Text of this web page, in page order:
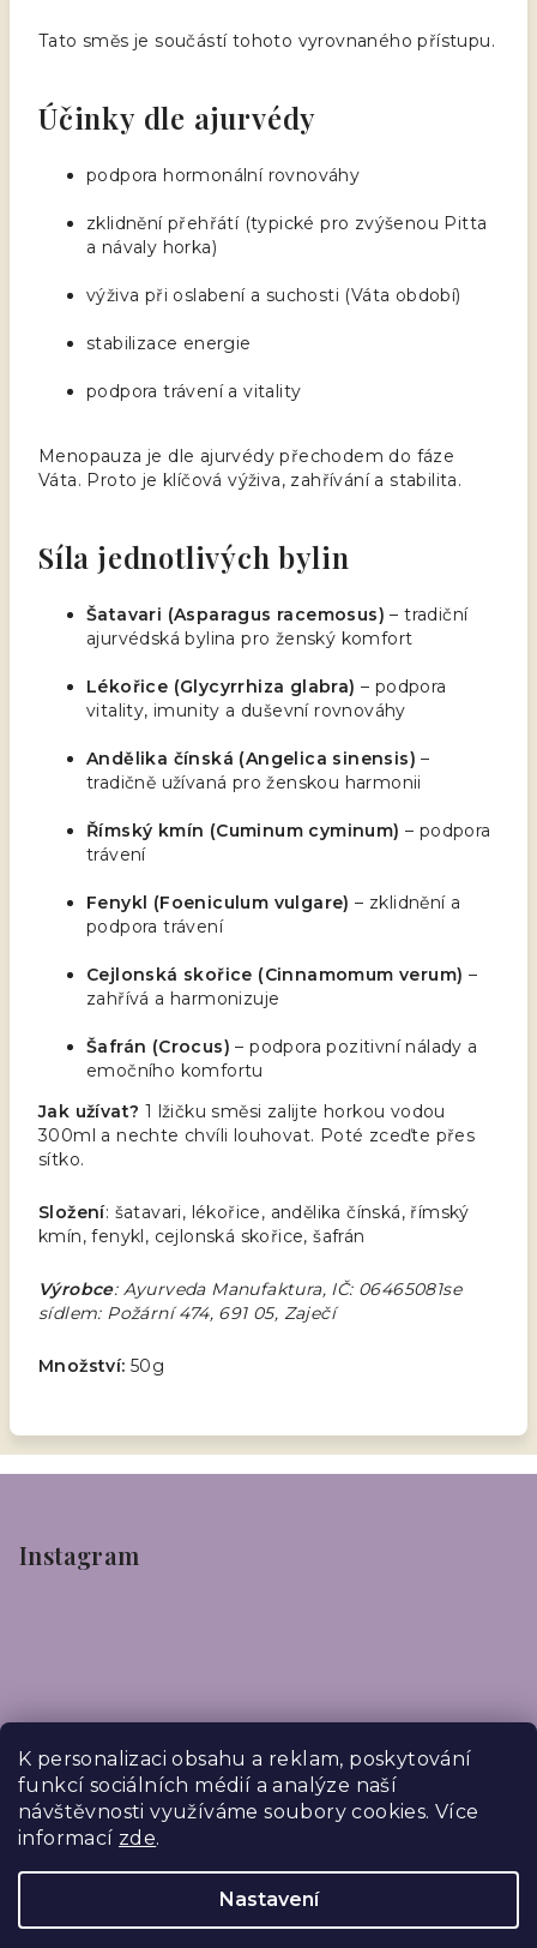
K personalizaci obsahu a reklam, poskytování
funkcí sociálních médií a analýze naší
návštěvnosti využíváme soubory cookies. Více
informací zde.
Nastavení
Tato směs je součástí tohoto vyrovnaného přístupu.
Účinky dle ajurvédy
podpora hormonální rovnováhy
zklidnění přehřátí (typické pro zvýšenou Pitta
a návaly horka)
výživa při oslabení a suchosti (Váta období)
stabilizace energie
podpora trávení a vitality
Menopauza je dle ajurvédy přechodem do fáze
Váta. Proto je klíčová výživa, zahřívání a stabilita.
Síla jednotlivých bylin
Šatavari (Asparagus racemosus) – tradiční
ajurvédská bylina pro ženský komfort
Lékořice (Glycyrrhiza glabra) – podpora
vitality, imunity a duševní rovnováhy
Andělika čínská (Angelica sinensis) –
tradičně užívaná pro ženskou harmonii
Římský kmín (Cuminum cyminum) – podpora
trávení
Fenykl (Foeniculum vulgare) – zklidnění a
podpora trávení
Cejlonská skořice (Cinnamomum verum) –
zahřívá a harmonizuje
Šafrán (Crocus) – podpora pozitivní nálady a
emočního komfortu
Jak užívat? 1 lžičku směsi zalijte horkou vodou
300ml a nechte chvíli louhovat. Poté zceďte přes
sítko.
Složení: šatavari, lékořice, andělika čínská, římský
kmín, fenykl, cejlonská skořice, šafrán
Výrobce: Ayurveda Manufaktura, IČ: 06465081se
sídlem: Požární 474, 691 05, Zaječí
Množství: 50g
Instagram
Sledovat na Instagramu